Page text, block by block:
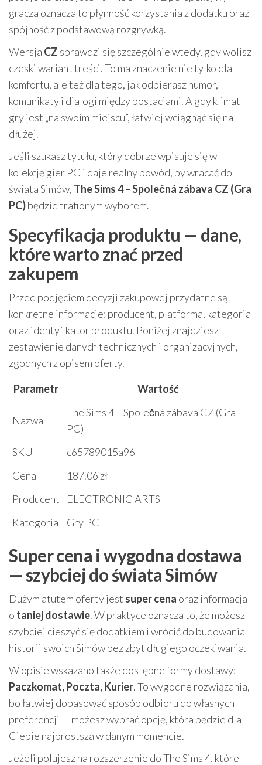
gracza oznacza to płynność korzystania z dodatku oraz
spójność z podstawową rozgrywką.
Wersja CZ sprawdzi się szczególnie wtedy, gdy wolisz
czeski wariant treści. To ma znaczenie nie tylko dla
komfortu, ale też dla tego, jak odbierasz humor,
komunikaty i dialogi między postaciami. A gdy klimat
gry jest „na swoim miejscu”, łatwiej wciągnąć się na
dłużej.
Jeśli szukasz tytułu, który dobrze wpisuje się w
kolekcję gier PC i daje realny powód, by wracać do
świata Simów, The Sims 4 – Společná zábava CZ (Gra
PC)będzie trafionym wyborem.
Specyfikacja produktu — dane,
które warto znać przed
zakupem
Przed podjęciem decyzji zakupowej przydatne są
konkretne informacje: producent, platforma, kategoria
oraz identyfikator produktu. Poniżej znajdziesz
zestawienie danych technicznych i organizacyjnych,
zgodnych z opisem oferty.
Parametr
Wartość
Nazwa
The Sims 4 – Společná zábava CZ (Gra
PC)
SKU
c65789015a96
Cena
187.06 zł
Producent
ELECTRONIC ARTS
Kategoria
Gry PC
Super cena i wygodna dostawa
— szybciej do świata Simów
Dużym atutem oferty jest super cena oraz informacja
o taniej dostawie. W praktyce oznacza to, że możesz
szybciej cieszyć się dodatkiem i wrócić do budowania
historii swoich Simów bez zbyt długiego oczekiwania.
W opisie wskazano także dostępne formy dostawy:
Paczkomat, Poczta, Kurier. To wygodne rozwiązania,
bo łatwiej dopasować sposób odbioru do własnych
preferencji — możesz wybrać opcję, która będzie dla
Ciebie najprostsza w danym momencie.
Jeżeli polujesz na rozszerzenie do The Sims 4, które